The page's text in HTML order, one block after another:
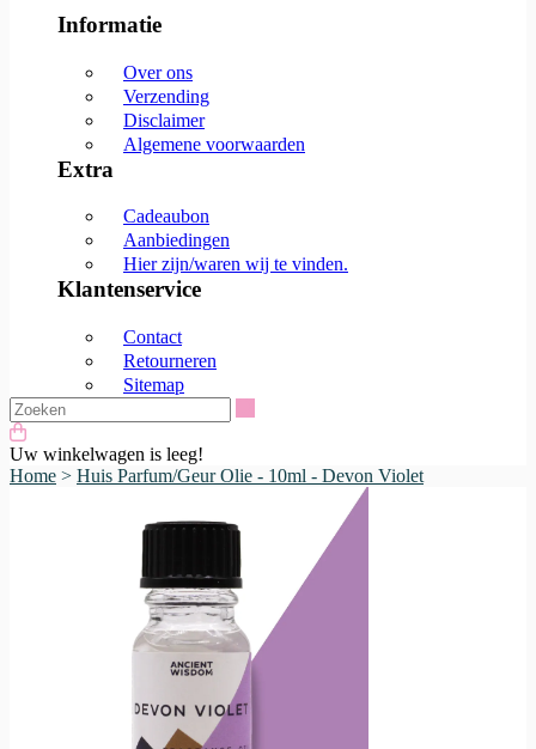
Informatie
Over ons
Verzending
Disclaimer
Algemene voorwaarden
Extra
Cadeaubon
Aanbiedingen
Hier zijn/waren wij te vinden.
Klantenservice
Contact
Retourneren
Sitemap
Uw winkelwagen is leeg!
Home > Huis Parfum/Geur Olie - 10ml - Devon Violet